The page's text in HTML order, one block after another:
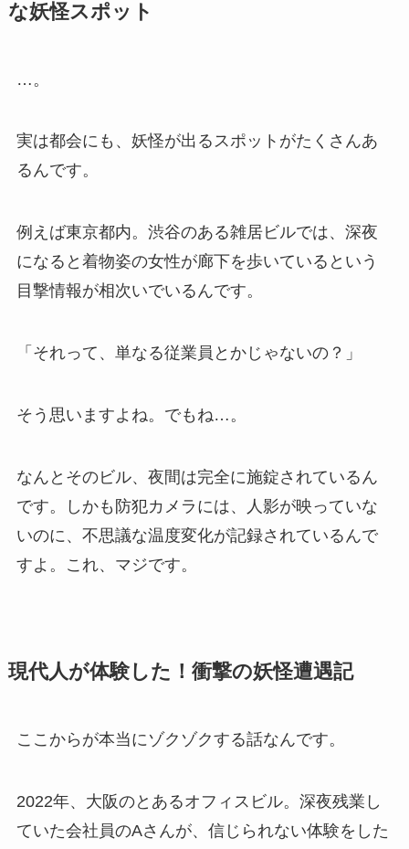
な妖怪スポット
…。
実は都会にも、妖怪が出るスポットがたくさんあ
るんです。
例えば東京都内。渋谷のある雑居ビルでは、深夜
になると着物姿の女性が廊下を歩いているという
目撃情報が相次いでいるんです。
「それって、単なる従業員とかじゃないの？」
そう思いますよね。でもね…。
なんとそのビル、夜間は完全に施錠されているん
です。しかも防犯カメラには、人影が映っていな
いのに、不思議な温度変化が記録されているんで
すよ。これ、マジです。
現代人が体験した！衝撃の妖怪遭遇記
ここからが本当にゾクゾクする話なんです。
2022年、大阪のとあるオフィスビル。深夜残業し
ていた会社員のAさんが、信じられない体験をした